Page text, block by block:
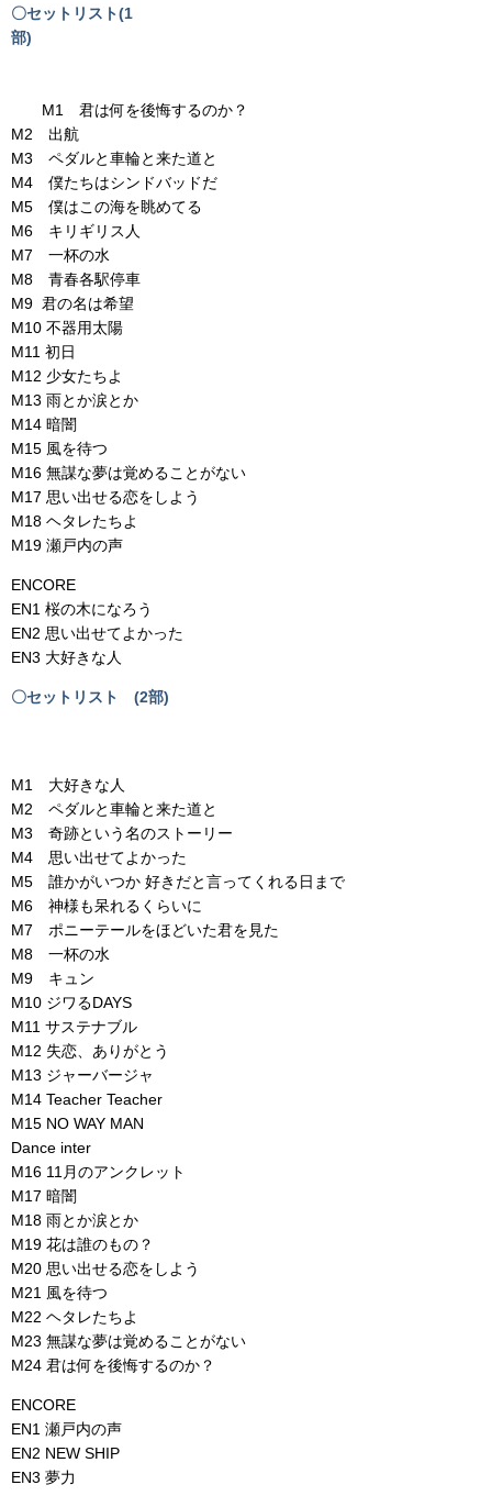
〇セットリスト(1
部)
M1 君は何を後悔するのか？
M2 出航
M3 ペダルと車輪と来た道と
M4 僕たちはシンドバッドだ
M5 僕はこの海を眺めてる
M6 キリギリス人
M7 一杯の水
M8 青春各駅停車
M9 君の名は希望
M10 不器用太陽
M11 初日
M12 少女たちよ
M13 雨とか涙とか
M14 暗闇
M15 風を待つ
M16 無謀な夢は覚めることがない
M17 思い出せる恋をしよう
M18 ヘタレたちよ
M19 瀬戸内の声
ENCORE
EN1 桜の木になろう
EN2 思い出せてよかった
EN3 大好きな人
〇セットリスト (2部)
M1 大好きな人
M2 ペダルと車輪と来た道と
M3 奇跡という名のストーリー
M4 思い出せてよかった
M5 誰かがいつか 好きだと言ってくれる日まで
M6 神様も呆れるくらいに
M7 ポニーテールをほどいた君を見た
M8 一杯の水
M9 キュン
M10 ジワるDAYS
M11 サステナブル
M12 失恋、ありがとう
M13 ジャーバージャ
M14 Teacher Teacher
M15 NO WAY MAN
Dance inter
M16 11月のアンクレット
M17 暗闇
M18 雨とか涙とか
M19 花は誰のもの？
M20 思い出せる恋をしよう
M21 風を待つ
M22 ヘタレたちよ
M23 無謀な夢は覚めることがない
M24 君は何を後悔するのか？
ENCORE
EN1 瀬戸内の声
EN2 NEW SHIP
EN3 夢力